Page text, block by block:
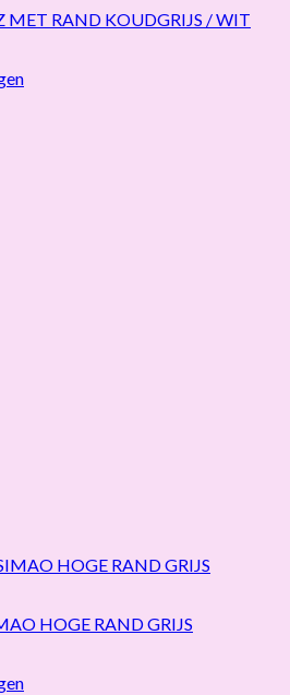
MET RAND KOUDGRIJS / WIT
HOGE RAND GRIJS